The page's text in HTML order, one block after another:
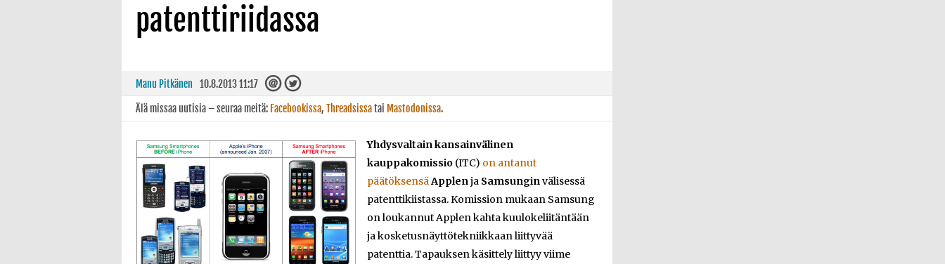
patenttiriidassa
Manu Pitkänen 10.8.2013 11:17
Älä missaa uutisia – seuraa meitä: Facebookissa, Threadsissatai Mastodonissa.
Yhdysvaltain kansainvälinen
kauppakomissio (ITC) on antanut
päätöksensäApplenja Samsunginvälisessä
patenttikiistassa. Komission mukaan Samsung
on loukannut Applen kahta kuulokeliitäntään
ja kosketusnäyttötekniikkaan liittyvää
patenttia. Tapauksen käsittely liittyy viime